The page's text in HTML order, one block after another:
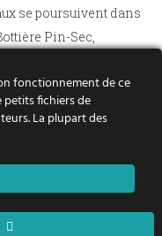
se poursuivent dans
Pin-Sec,
renouvellement urbain
fonctionnement de ce
fichiers de
La plupart des